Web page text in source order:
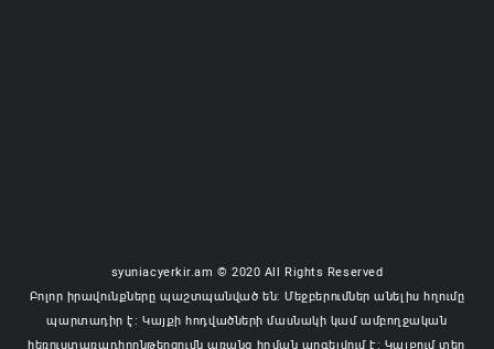
syuniacyerkir.am © 2020 All Rights Reserved
Բոլոր իրավունքները պաշտպանված են: Մեջբերումներ անելիս հղումը
պարտադիր է: Կայքի հոդվածների մասնակի կամ ամբողջական
հեռուստառադիոընթերցումն առանց հղման արգելվում է: Կայքում տեղ